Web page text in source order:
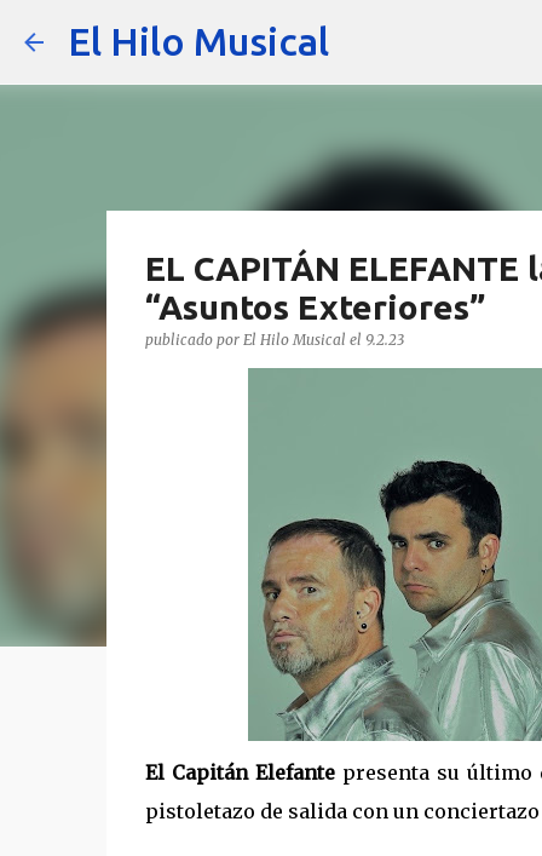
El Hilo Musical
EL CAPITÁN
“Asuntos Exteriores”
publicado por El Hilo Musical el 9.2.23
El Capitán Elefantepresenta su último
pistoletazo de salida con un